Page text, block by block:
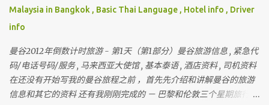
Malaysia in Bangkok , Basic Thai Language , Hotel info , Driver
info
曼谷2012年倒数计时旅游 - 第1天（第1部分）曼谷旅游信息 , 紧急代
码/电话号码/服务 , 马来西亚大使馆 , 基本泰语 , 酒店资料 , 司机资料
在还没有开始写我的曼谷旅程之前 ，首先先介绍和讲解曼谷的旅游
信息和其它的资料 还有我刚刚完成的 － 巴黎和伦敦三个星期旅行 ，